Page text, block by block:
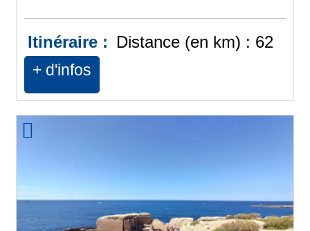
Itinéraire : Distance (en km) : 62
+ d'infos